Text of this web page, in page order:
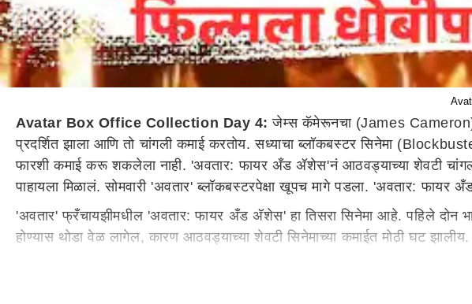
Avatar Box Office Collection Day 4: जेम्स कॅमेरूनचा (James
प्रदर्शित झाला आणि तो चांगली कमाई करतोय. सध्याचा ब्लॉकबस्टर सिनेमा
फारशी कमाई करू शकलेला नाही. 'अवतार: फायर अँड अ‍ॅशेस'नं आठवड्याच्या शेवटी
पाहायला मिळालं. सोमवारी 'अवतार' ब्लॉकबस्टरपेक्षा खूपच मागे पडला. 'अवतार:
'अवतार' फ्रँचायझीमधील 'अवतार: फायर अँड अ‍ॅशेस' हा तिसरा सिनेमा आहे. पहिले दोन
होण्यास थोडा वेळ लागेल, कारण आठवड्याच्या शेवटी